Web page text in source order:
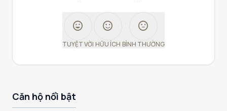
sentiment_very_satisfied
TUYỆT VỜI
sentiment_satisfied
HỮU ÍCH
sentiment_neutral
BÌNH THƯỜNG
Căn hộ nổi bật